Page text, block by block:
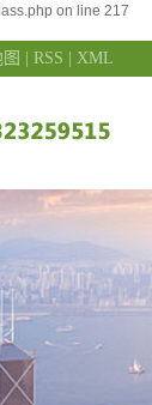
on line 217
RSS XML